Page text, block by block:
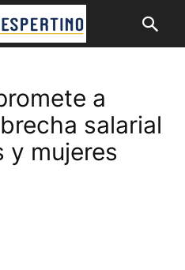
a
salarial
y mujeres